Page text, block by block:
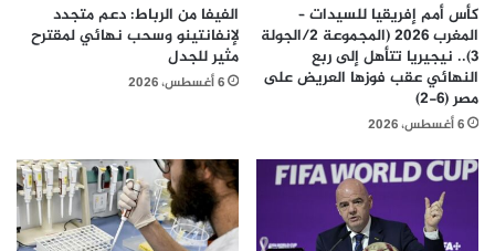
كأس أمم إفريقيا للسيدات –
المغرب 2026 (المجموعة 2/الجولة
3).. نيجيريا تتأهل إلى ربع
النهائي عقب فوزها العريض على
مصر (6-2)
6 أغسطس، 2026
الفيفا من الرباط: دعم متجدد
لإنفانتينو وسحب نهائي لمقترح
مثير للجدل
6 أغسطس، 2026